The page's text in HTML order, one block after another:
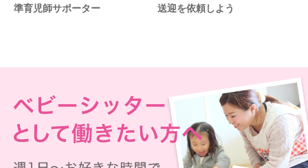
準育児師サポーター 送迎を依頼しよう